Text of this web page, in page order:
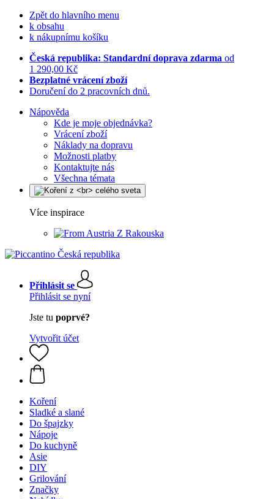
Zpět do hlavního menu
k obsahu
k nákupnímu košíku
Česká republika: Standardní doprava zdarma od
1 290,00 Kč
Bezplatné vrácení zboží
Doručení do 2 pracovních dnů.
Nápověda
Kde je moje objednávka?
Vrácení zboží
Náklady na dopravu
Možnosti platby
Kontaktujte nás
Všechna témata
Více inspirace
Z Rakouska
Přihlásit se
Přihlásit se nyní
Jste tu poprvé?
Vytvořit účet
Koření
Sladké a slané
Do špajzky
Nápoje
Do kuchyně
Asie
DIY
Grilování
Značky